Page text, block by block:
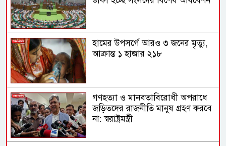
হামের উপসর্গে আরও ৩ জনের মৃত্যু,
আক্রান্ত ১ হাজার ২১৮
গণহত্যা ও মানবতাবিরোধী অপরাধে
জড়িতদের রাজনীতি মানুষ গ্রহণ করবে
না: স্বরাষ্ট্রমন্ত্রী